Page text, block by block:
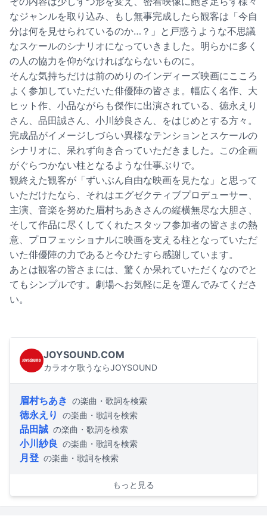
なジャンルを取り込み、もし無事完成したら観客は「今自
分は何を見せられているのか…？」と戸惑うような不思議
なスケールのシナリオになっていきました。明らかに多く
の人の協力を仰がなければならないものに。
そんな気持ちだけは前のめりのインディーズ映画にこころ
よく参加していただいた俳優陣の皆さま。幅広く名作、大
ヒット作、小品ながらも傑作に出演されている、徳永えり
さん、品田誠さん、小川紗良さん、をはじめとする方々。
完成品がイメージしづらい異様なテンションとスケールの
シナリオに、呆れず向き合っていただきました。この企画
がぐらつかない柱となるような仕事ぶりで。
観終えた観客が「ずいぶん自由な映画を見たな」と思って
いただけたなら、それはエグゼクティブプロデューサー、
主演、音楽を努めた眉村ちあきさんの縦横無尽な大胆さ、
そして作品に尽くしてくれたスタッフ参加者の皆さまの熱
意、プロフェッショナルに映画を支える柱となっていただ
いた俳優陣の力であると今ひたすら感謝しています。
あとは観客の皆さまには、驚くか呆れていただくなのでと
てもシンプルです。劇場へお気軽に足を運んでみてくださ
い。
JOYSOUND.COM
カラオケ歌うならJOYSOUND
眉村ちあき の楽曲・歌詞を検索
徳永えり の楽曲・歌詞を検索
品田誠 の楽曲・歌詞を検索
小川紗良 の楽曲・歌詞を検索
月登 の楽曲・歌詞を検索
もっと見る